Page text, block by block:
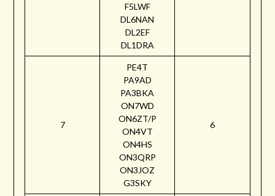
F5LWF
DL6NAN
DL2EF
DL1DRA
7
PE4T
PA9AD
PA3BKA
ON7WD
ON6ZT/P
ON4VT
ON4HS
ON3QRP
ON3JOZ
G3SKY
6